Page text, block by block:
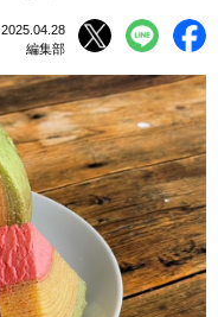
2025.04.28
編集部